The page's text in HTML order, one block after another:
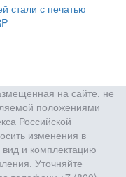
стали с печатью
на сайте, не
положениями
Российской
изменения в
вид и комплектацию
Уточняйте